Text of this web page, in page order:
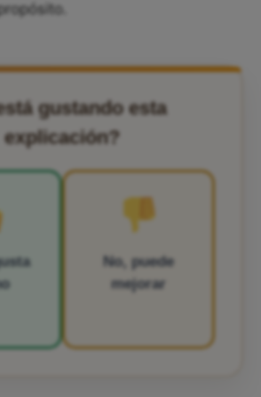
gustando esta
explicación?
No, puede
mejorar